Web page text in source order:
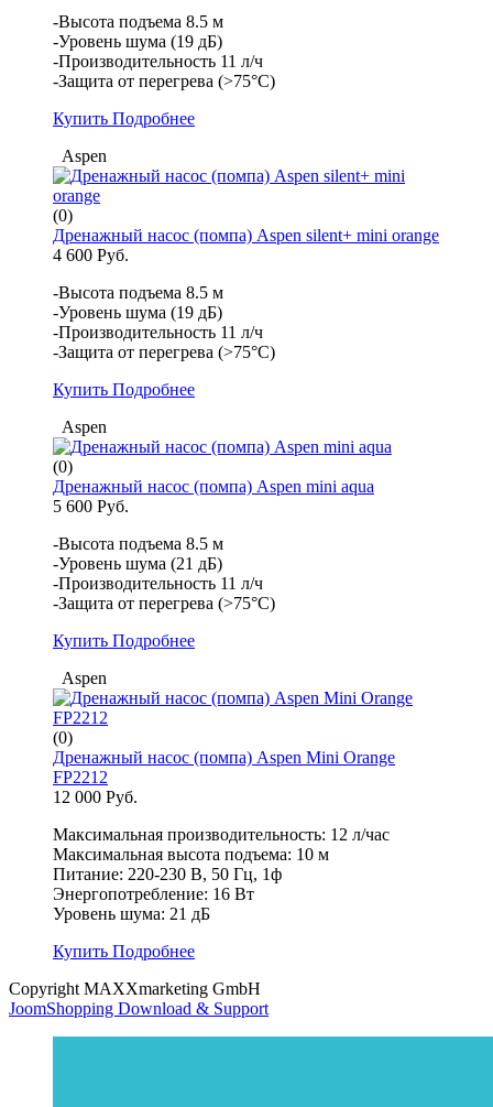
-Высота подъема 8.5 м
-Уровень шума (19 дБ)
-Производительность 11 л/ч
-Защита от перегрева (>75°С)
Купить Подробнее
Aspen
(0)
Дренажный насос (помпа) Aspen silent+ mini orange
4 600 Руб.
-Высота подъема 8.5 м
-Уровень шума (19 дБ)
-Производительность 11 л/ч
-Защита от перегрева (>75°С)
Купить Подробнее
Aspen
(0)
Дренажный насос (помпа) Aspen mini aqua
5 600 Руб.
-Высота подъема 8.5 м
-Уровень шума (21 дБ)
-Производительность 11 л/ч
-Защита от перегрева (>75°С)
Купить Подробнее
Aspen
(0)
Дренажный насос (помпа) Aspen Mini Orange
FP2212
12 000 Руб.
Максимальная производительность: 12 л/час
Максимальная высота подъема: 10 м
Питание: 220-230 В, 50 Гц, 1ф
Энергопотребление: 16 Вт
Уровень шума: 21 дБ
Купить Подробнее
Copyright MAXXmarketing GmbH
JoomShopping Download & Support